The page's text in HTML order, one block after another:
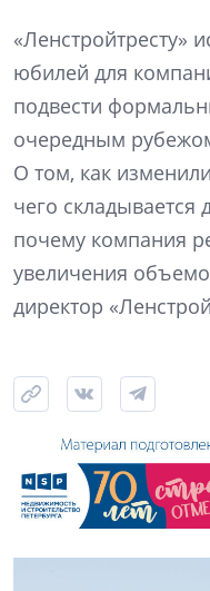
«Ленстройтресту»
юбилей для
подвести
очередным
О том, как
чего складывается
почему компания
увеличения
директор